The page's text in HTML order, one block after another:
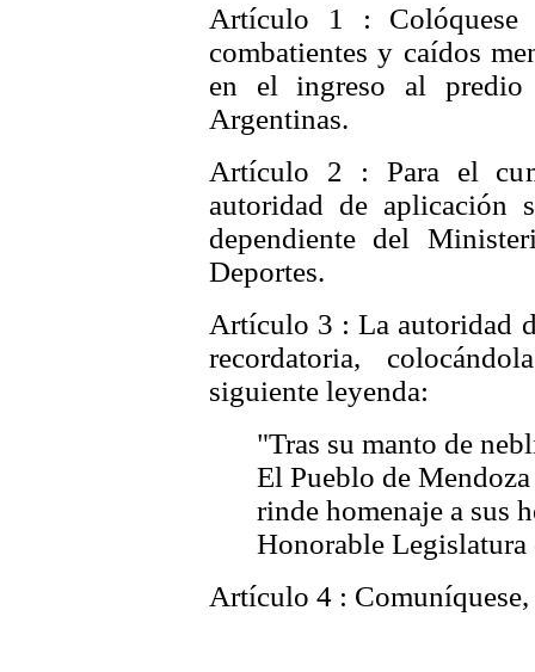
Artículo 1 : Colóquese
combatientes y caídos
en el ingreso al predio
Argentinas.
Artículo 2 : Para el
autoridad de aplicación
dependiente del
Deportes.
Artículo 3 : La autoridad
recordatoria,
siguiente leyenda:
"Tras su manto de
El Pueblo de Mendoza
rinde homenaje a sus
Honorable Legislatura
Artículo 4 : Comuníquese,